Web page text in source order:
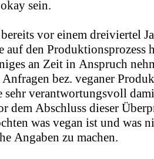
sein.
vor einem dreiviertel
auf den Produktionsprozess
an Zeit in Anspruch
bez. veganer
sehr verantwortungsvoll
dem Abschluss dieser
was vegan ist und was
Angaben zu machen.